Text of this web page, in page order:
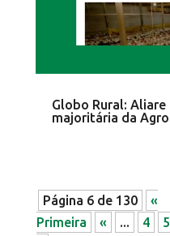
Globo Rural:
majoritária da
Página 6 de 130
«
Primeira
« ... 4 5